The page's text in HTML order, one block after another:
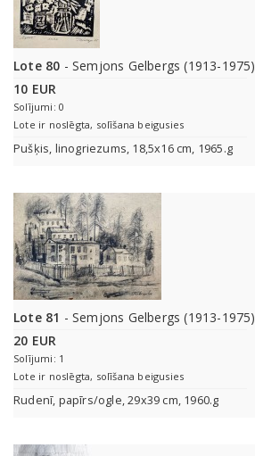
Lote 80 - Semjons Gelbergs (1913-1975)
10 EUR
Solījumi: 0
Lote ir noslēgta, solīšana beigusies
Pušķis, linogriezums, 18,5x16 cm, 1965.g
Lote 81 - Semjons Gelbergs (1913-1975)
20 EUR
Solījumi: 1
Lote ir noslēgta, solīšana beigusies
Rudenī, papīrs/ogle, 29x39 cm, 1960.g